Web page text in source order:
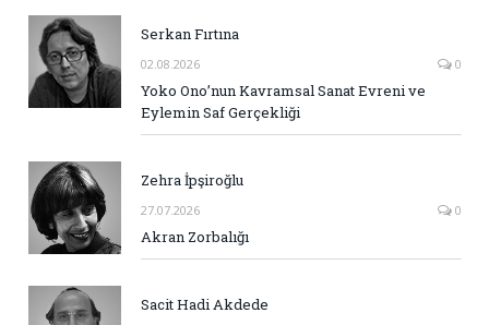
Serkan Fırtına
02.08.2026 0
Yoko Ono’nun Kavramsal Sanat Evreni ve
Eylemin Saf Gerçekliği
Zehra İpşiroğlu
27.07.2026 0
Akran Zorbalığı
Sacit Hadi Akdede